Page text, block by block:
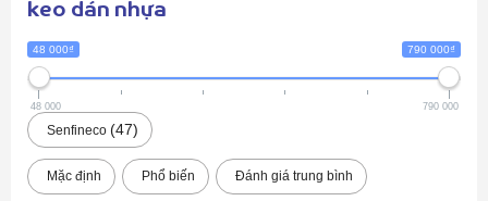
keo dán nhựa
48 000₫ 790 000₫
48 000 790 000
Senfineco 47
Mặc định Phổ biến Đánh giá trung bình